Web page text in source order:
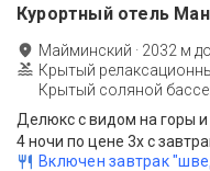
Курортный отель
Майминский · 2032 м до
Крытый
Крытый соляной
Делюкс с видом на горы
4 ночи по цене 3х с
Включен завтрак